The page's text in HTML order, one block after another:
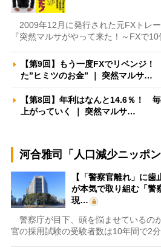
2009年12月に発行された元FXトレ
『突然マルサがやって来た！～FXで
【第9回】もう一度FXでリベンジ
た”ヒミツのお金” ｜ 突然マルサ…
【第8回】年利はなんと14.6％！
上がっていく ｜ 突然マルサ…
河合雅司「人口減少ニッポン
【「警察官離れ」に
が本気で取り組む「
現…
警察庁が目下、頭を悩ませているの
官の採用試験の受験者数は10年間で2